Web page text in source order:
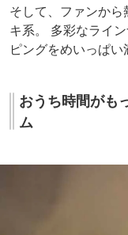
そして、ファンか
キ系。 多彩なライ
ピングをめいっぱ
おうち時間がも
ム